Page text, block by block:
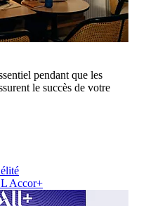
pendant que les
le succès de votre
Accor+